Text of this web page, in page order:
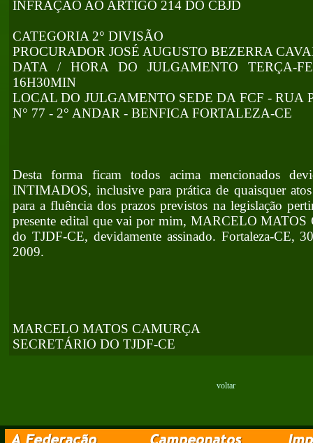
INFRAÇÃO AO ARTIGO 214 DO CBJD
CATEGORIA 2° DIVISÃO
PROCURADOR JOSÉ AUGUSTO BEZERRA
DATA / HORA DO JULGAMENTO TERÇA-
16H30MIN
LOCAL DO JULGAMENTO SEDE DA FCF - RUA
N° 77 - 2° ANDAR - BENFICA FORTALEZA-CE
Desta forma ficam todos acima mencionados
INTIMADOS, inclusive para prática de quaisquer
para a fluência dos prazos previstos na legislação
presente edital que vai por mim, MARCELO MATOS
do TJDF-CE, devidamente assinado. Fortaleza-CE,
2009.
MARCELO MATOS CAMURÇA
SECRETÁRIO DO TJDF-CE
voltar